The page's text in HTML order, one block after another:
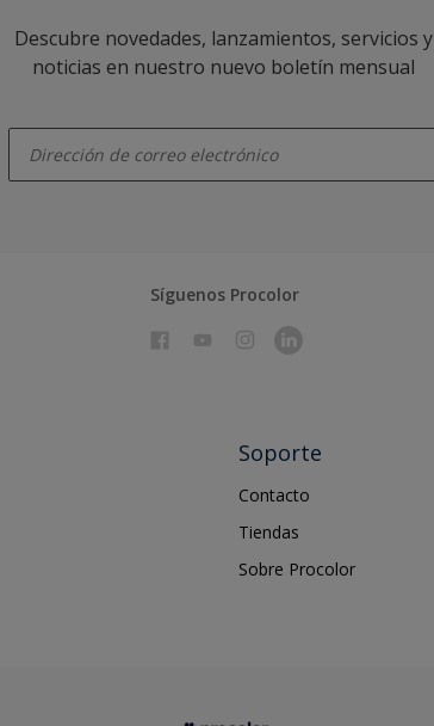
Descubre novedades, lanzamientos, servicios y
noticias en nuestro nuevo boletín mensual
Síguenos Procolor
Soporte
Contacto
Tiendas
Sobre Procolor